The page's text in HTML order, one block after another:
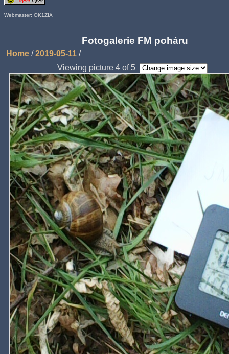
Webmaster: OK1ZIA
Fotogalerie FM poháru
Home /2019-05-11 /
Viewing picture 4 of 5